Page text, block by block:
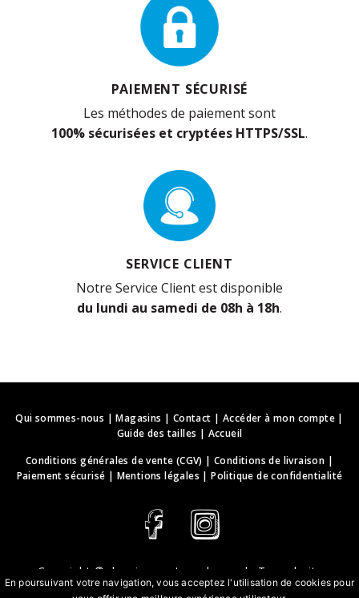
PAIEMENT SÉCURISÉ
Les méthodes de paiement sont
100% sécurisées et cryptées HTTPS/SSL.
SERVICE CLIENT
Notre Service Client est disponible
du lundi au samedi de 08h à 18h.
Qui sommes-nous |Magasins | Contact | Accéder à mon compte|
Guide des tailles | Accueil
Conditions générales de vente (CGV) |Conditions de livraison |
Paiement sécurisé | Mentions légales |Politique de confidentialité
Copyright © deguisements-cadeaux.ch
. Tous droits
réservés.
En poursuivant votre navigation, vous acceptez l'utilisation de cookies pour